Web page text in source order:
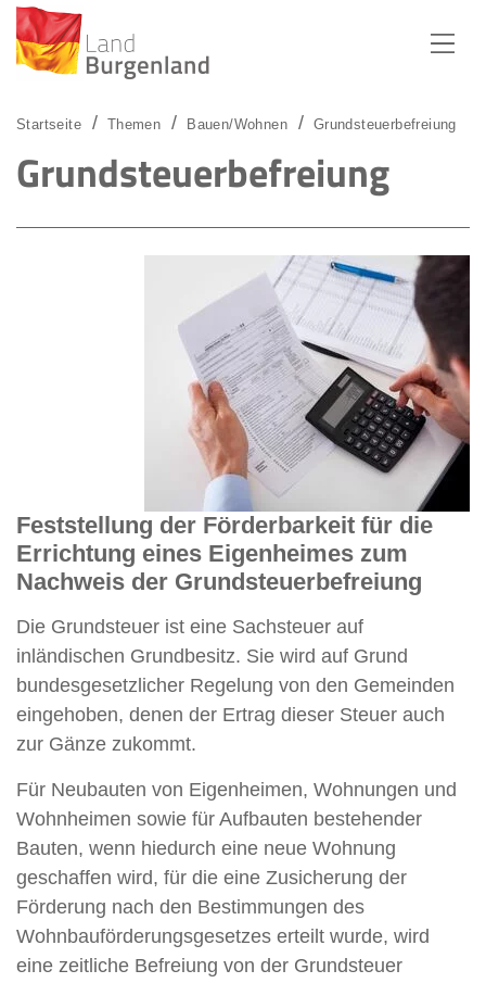
Startseite Themen Bauen/Wohnen Grundsteuerbefreiung
Grundsteuerbefreiung
Feststellung der Förderbarkeit für die
Errichtung eines Eigenheimes zum
Nachweis der Grundsteuerbefreiung
Die Grundsteuer ist eine Sachsteuer auf
inländischen Grundbesitz. Sie wird auf Grund
bundesgesetzlicher Regelung von den Gemeinden
eingehoben, denen der Ertrag dieser Steuer auch
zur Gänze zukommt.
Für Neubauten von Eigenheimen, Wohnungen und
Wohnheimen sowie für Aufbauten bestehender
Bauten, wenn hiedurch eine neue Wohnung
geschaffen wird, für die eine Zusicherung der
Förderung nach den Bestimmungen des
Wohnbauförderungsgesetzes erteilt wurde, wird
eine zeitliche Befreiung von der Grundsteuer